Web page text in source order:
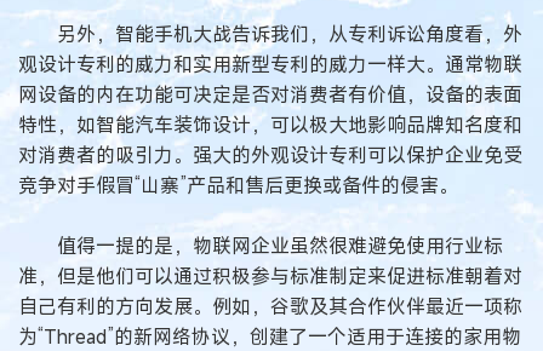
另外，智能手机大战告诉我们，从专利诉讼角度看，外
观设计专利的威力和实用新型专利的威力一样大。通常物联
网设备的内在功能可决定是否对消费者有价值，设备的表面
特性，如智能汽车装饰设计，可以极大地影响品牌知名度和
对消费者的吸引力。强大的外观设计专利可以保护企业免受
竞争对手假冒“山寨”产品和售后更换或备件的侵害。
值得一提的是，物联网企业虽然很难避免使用行业标
准，但是他们可以通过积极参与标准制定来促进标准朝着对
自己有利的方向发展。例如，谷歌及其合作伙伴最近一项称
为“Thread”的新网络协议，创建了一个适用于连接的家用物